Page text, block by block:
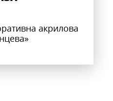
акрилова